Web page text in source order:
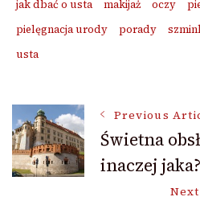
jak dbać o usta
makijaż oczy
pielęgnacja urody
porady
usta
Post
Navigation
Previous
Świetna
inaczej jaka?